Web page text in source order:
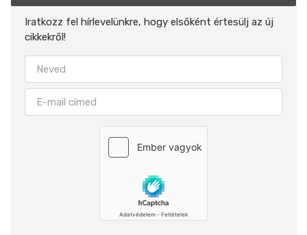
Iratkozz fel hírlevelünkre, hogy elsőként értesülj az új
cikkekről!